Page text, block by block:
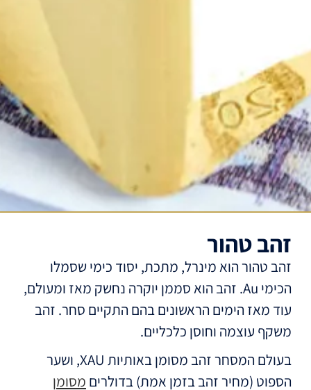
זהב טהור
זהב טהור הוא מינרל, מתכת, יסוד כימי שסמלו
הכימי Au. זהב הוא סממן יוקרה נחשק מאז ומעולם,
עוד מאז הימים הראשונים בהם התקיים סחר. זהב
משקף עוצמה וחוסן כלכליים.
בעולם המסחר זהב מסומן באותיות XAU, ושער
הספוט (מחיר זהב בזמן אמת) בדולרים מסומן